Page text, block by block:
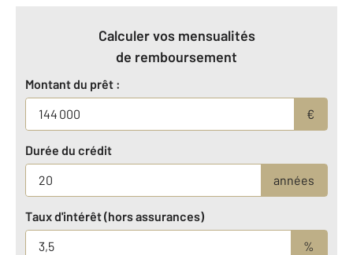
Calculer vos mensualités
de remboursement
Montant du prêt :
€
Durée du crédit
années
Taux d'intérêt (hors assurances)
%